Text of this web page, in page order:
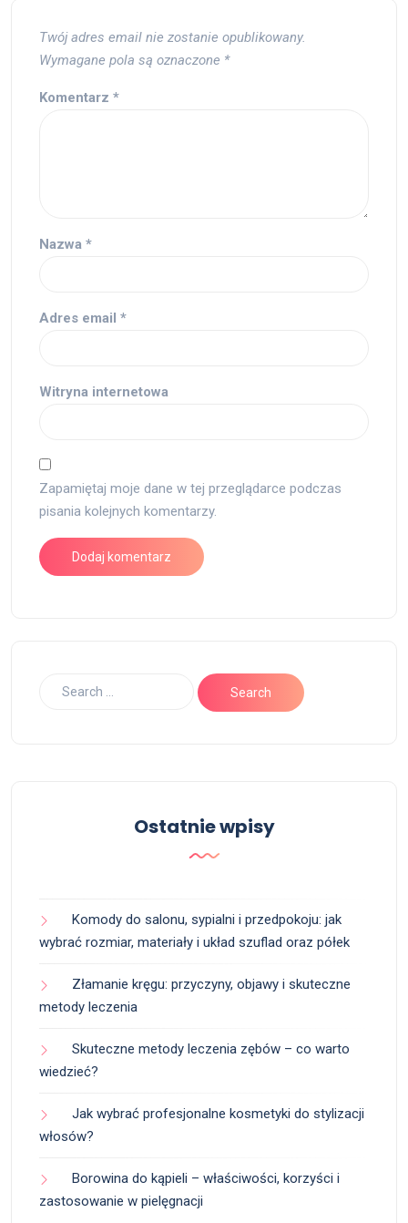
Twój adres email nie zostanie opublikowany.
Wymagane pola są oznaczone *
Komentarz *
Nazwa *
Adres email *
Witryna internetowa
Zapamiętaj moje dane w tej przeglądarce podczas
pisania kolejnych komentarzy.
Ostatnie wpisy
Komody do salonu, sypialni i przedpokoju: jak
wybrać rozmiar, materiały i układ szuflad oraz półek
Złamanie kręgu: przyczyny, objawy i skuteczne
metody leczenia
Skuteczne metody leczenia zębów – co warto
wiedzieć?
Jak wybrać profesjonalne kosmetyki do stylizacji
włosów?
Borowina do kąpieli – właściwości, korzyści i
zastosowanie w pielęgnacji